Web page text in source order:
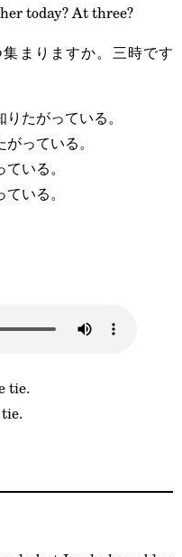
today? At three?
まりますか。三時です
たがっている。
っている。
いる。
いる。
tie.